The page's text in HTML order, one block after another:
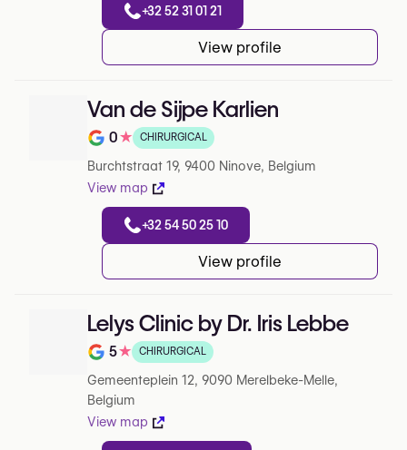
+32 52 31 01 21
View profile
Van de Sijpe Karlien
Note de 0 sur 5 sur Google
0★ CHIRURGICAL
Burchtstraat 19, 9400 Ninove, Belgium
View map
+32 54 50 25 10
View profile
Lelys Clinic by Dr. Iris Lebbe
Note de 5 sur 5 sur Google
5★ CHIRURGICAL
Gemeenteplein 12, 9090 Merelbeke-Melle,
Belgium
View map